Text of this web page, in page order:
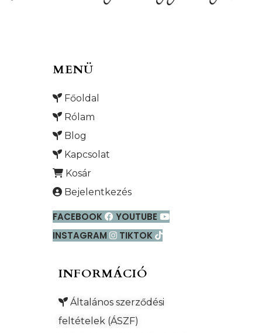
MENÜ
Főoldal
Rólam
Blog
Kapcsolat
Kosár
Bejelentkezés
FACEBOOK
YOUTUBE
INSTAGRAM
TIKTOK
INFORMÁCIÓ
Általános szerződési
feltételek (ÁSZF)